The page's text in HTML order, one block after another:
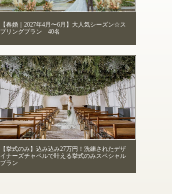
【春婚｜2027年4月〜6月】大人気シーズン☆ス
プリングプラン 40名
【挙式のみ】込み込み27万円！洗練されたデザ
イナーズチャペルで叶える挙式のみスペシャル
プラン